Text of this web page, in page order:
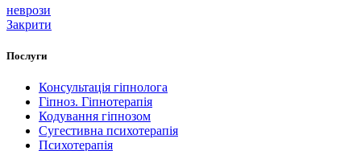
неврози
Закрити
Послуги
Консультація гіпнолога
Гіпноз. Гіпнотерапія
Кодування гіпнозом
Сугестивна психотерапія
Психотерапія